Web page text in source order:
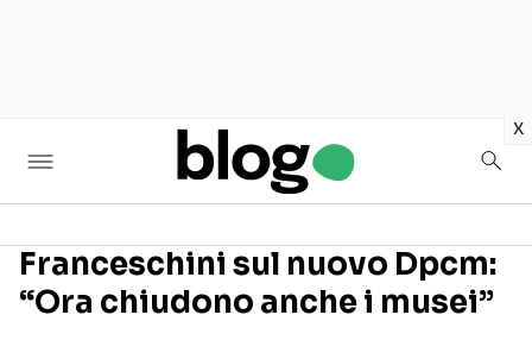
x
Seguici sui social
Franceschini sul nuovo Dpcm:
“Ora chiudono anche i musei”